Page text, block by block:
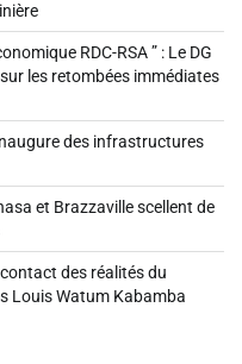
RDC-RSA ” : Le DG
les retombées immédiates
des infrastructures
et Brazzaville scellent de
des réalités du
Louis Watum Kabamba